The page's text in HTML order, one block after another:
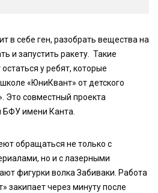
в себе ген, разобрать вещества на
и запустить ракету. Такие
у ребят, которые
«ЮниКвант» от детского
Это совместный проекта
БФУ имени Канта.
обращаться не только с
но и с лазерными
фигурки волка Забиваки. Работа
закипает через минуту после